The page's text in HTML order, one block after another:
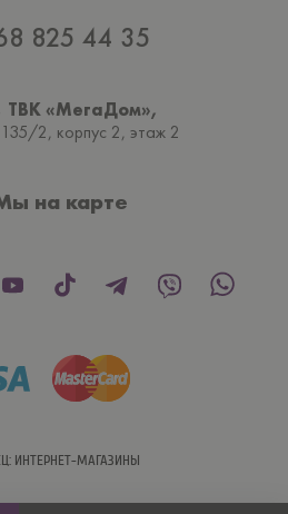
825 44 35
ТВК «МегаДом»,
2, корпус 2, этаж 2
на карте
ИНТЕРНЕТ-МАГАЗИНЫ